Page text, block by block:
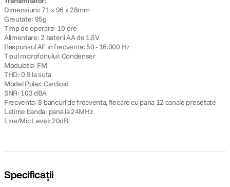
Dimensiuni: 71 x 96 x 28mm
Greutate: 95g
Timp de operare: 10 ore
Alimentare: 2 baterii AA de 1.5V
Raspunsul AF in frecventa: 50 - 16.000 Hz
Tipul microfonului: Condenser
Modulatia: FM
THD: 0.9 la suta
Model Polar: Cardioid
SNR: 103 dBA
Frecventa: 8 bancuri de frecventa, fiecare cu pana 12 canale presetate
Latime banda: pana la 24MHz
Line/Mic Level: 20dB
Specificații